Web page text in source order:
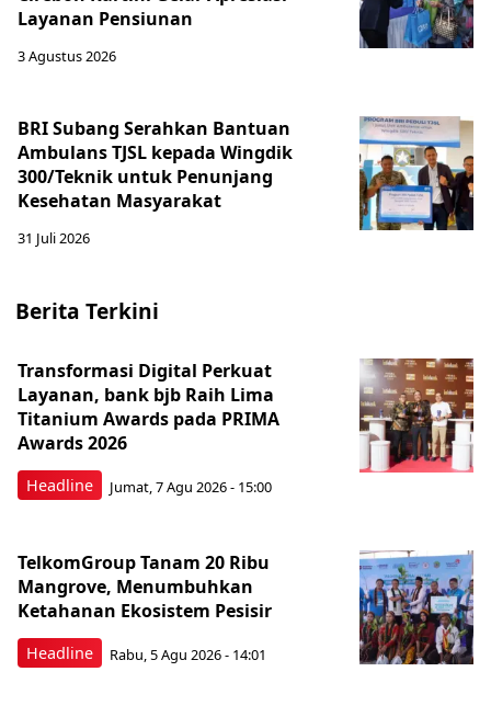
Layanan Pensiunan
3 Agustus 2026
BRI Subang Serahkan Bantuan
Ambulans TJSL kepada Wingdik
300/Teknik untuk Penunjang
Kesehatan Masyarakat ​
31 Juli 2026
Berita Terkini
Headline
Transformasi Digital Perkuat
Layanan, bank bjb Raih Lima
Titanium Awards pada PRIMA
Awards 2026
Jumat, 7 Agu 2026 - 15:00
Headline
TelkomGroup Tanam 20 Ribu
Mangrove, Menumbuhkan
Ketahanan Ekosistem Pesisir
Rabu, 5 Agu 2026 - 14:01